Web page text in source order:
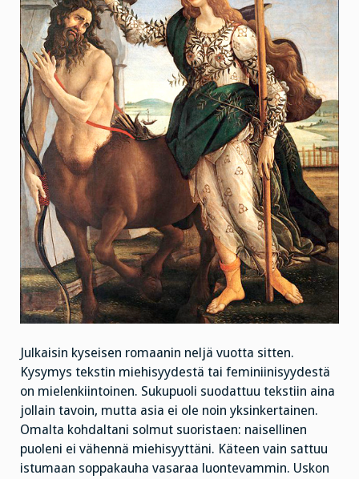
Julkaisin kyseisen romaanin neljä vuotta sitten.
Kysymys tekstin miehisyydestä tai feminiinisyydestä
on mielenkiintoinen. Sukupuoli suodattuu tekstiin aina
jollain tavoin, mutta asia ei ole noin yksinkertainen.
Omalta kohdaltani solmut suoristaen: naisellinen
puoleni ei vähennä miehisyyttäni. Käteen vain sattuu
istumaan soppakauha vasaraa luontevammin. Uskon